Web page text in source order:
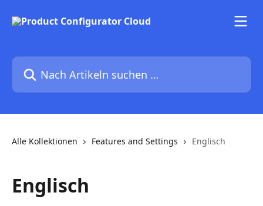
Nach Artikeln suchen …
Alle Kollektionen Features and Settings Englisch
Englisch